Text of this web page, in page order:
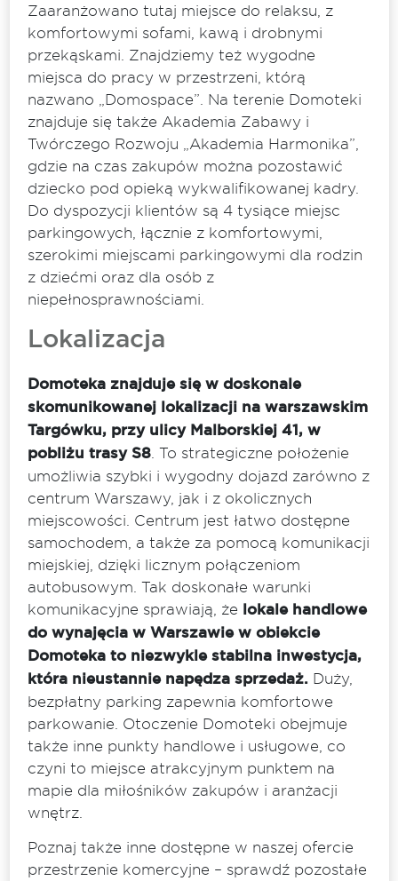
Zaaranżowano tutaj miejsce do relaksu, z
komfortowymi sofami, kawą i drobnymi
przekąskami. Znajdziemy też wygodne
miejsca do pracy w przestrzeni, którą
nazwano „Domospace”. Na terenie Domoteki
znajduje się także Akademia Zabawy i
Twórczego Rozwoju „Akademia Harmonika”,
gdzie na czas zakupów można pozostawić
dziecko pod opieką wykwalifikowanej kadry.
Do dyspozycji klientów są 4 tysiące miejsc
parkingowych, łącznie z komfortowymi,
szerokimi miejscami parkingowymi dla rodzin
z dziećmi oraz dla osób z
niepełnosprawnościami.
Lokalizacja
Domoteka znajduje się w doskonale
skomunikowanej lokalizacji na warszawskim
Targówku, przy ulicy Malborskiej 41, w
pobliżu trasy S8. To strategiczne położenie
umożliwia szybki i wygodny dojazd zarówno z
centrum Warszawy, jak i z okolicznych
miejscowości. Centrum jest łatwo dostępne
samochodem, a także za pomocą komunikacji
miejskiej, dzięki licznym połączeniom
autobusowym. Tak doskonałe warunki
komunikacyjne sprawiają, że lokale handlowe
do wynajęcia w Warszawie w obiekcie
Domoteka to niezwykle stabilna inwestycja,
która nieustannie napędza sprzedaż.Duży,
bezpłatny parking zapewnia komfortowe
parkowanie. Otoczenie Domoteki obejmuje
także inne punkty handlowe i usługowe, co
czyni to miejsce atrakcyjnym punktem na
mapie dla miłośników zakupów i aranżacji
wnętrz.
Poznaj także inne dostępne w naszej ofercie
przestrzenie komercyjne – sprawdź pozostałe